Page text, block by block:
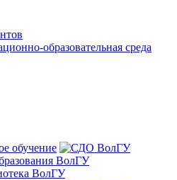
образовательная среда
обучение
ВолГУ
ВолГУ